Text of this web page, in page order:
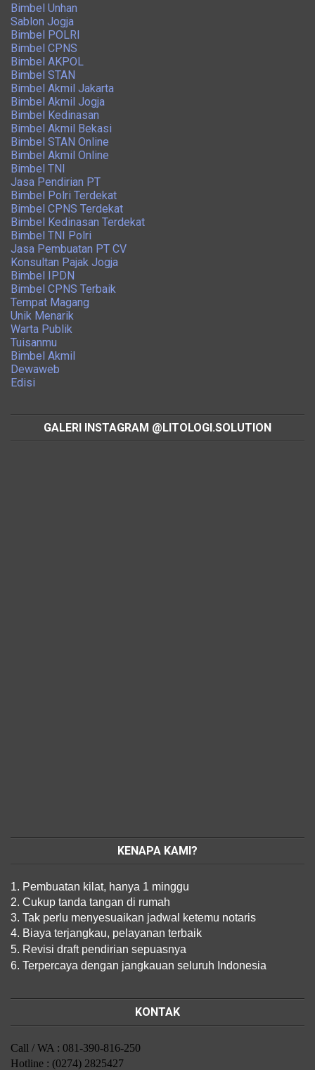
Bimbel Unhan
Sablon Jogja
Bimbel POLRI
Bimbel CPNS
Bimbel AKPOL
Bimbel STAN
Bimbel Akmil Jakarta
Bimbel Akmil Jogja
Bimbel Kedinasan
Bimbel Akmil Bekasi
Bimbel STAN Online
Bimbel Akmil Online
Bimbel TNI
Jasa Pendirian PT
Bimbel Polri Terdekat
Bimbel CPNS Terdekat
Bimbel Kedinasan Terdekat
Bimbel TNI Polri
Jasa Pembuatan PT CV
Konsultan Pajak Jogja
Bimbel IPDN
Bimbel CPNS Terbaik
Tempat Magang
Unik Menarik
Warta Publik
Tuisanmu
Bimbel Akmil
Dewaweb
Edisi
GALERI INSTAGRAM @LITOLOGI.SOLUTION
KENAPA KAMI?
1. Pembuatan kilat, hanya 1 minggu
2. Cukup tanda tangan di rumah
3. Tak perlu menyesuaikan jadwal ketemu notaris
4. Biaya terjangkau, pelayanan terbaik
5. Revisi draft pendirian sepuasnya
6. Terpercaya dengan jangkauan seluruh Indonesia
KONTAK
Call / WA : 081-390-816-250
Hotline : (0274) 2825427